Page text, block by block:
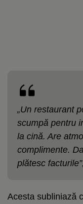
„Un restaurant
scumpă pentru
la cină. Are
complimente.
plătesc
Acesta subliniază